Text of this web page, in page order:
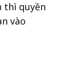
thì quyền
vào